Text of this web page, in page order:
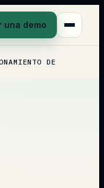
una demo
DE